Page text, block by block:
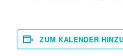
ZUM KALENDER